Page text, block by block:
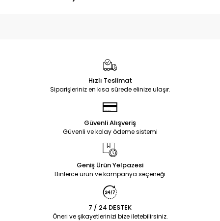
Hızlı Teslimat
Siparişleriniz en kısa sürede elinize ulaşır.
Güvenli Alışveriş
Güvenli ve kolay ödeme sistemi
Geniş Ürün Yelpazesi
Binlerce ürün ve kampanya seçeneği
7 / 24 DESTEK
Öneri ve şikayetlerinizi bize iletebilirsiniz.